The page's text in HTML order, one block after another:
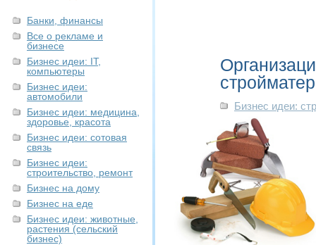
Банки, финансы
Все о рекламе и
бизнесе
Бизнес идеи: IT,
компьютеры
Бизнес идеи:
автомобили
Бизнес идеи: медицина,
здоровье, красота
Бизнес идеи: сотовая
связь
Бизнес идеи:
строительство, ремонт
Бизнес на дому
Бизнес на еде
Бизнес идеи: животные,
растения (сельский
бизнес)
Бизнес идеи: